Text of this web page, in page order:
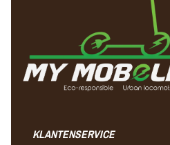
KLANTENSERVICE